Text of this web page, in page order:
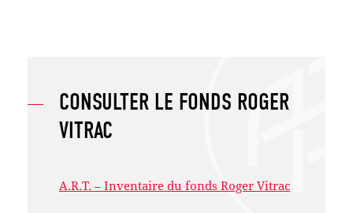
CONSULTER LE FONDS ROGER
VITRAC
A.R.T. – Inventaire du fonds Roger Vitrac